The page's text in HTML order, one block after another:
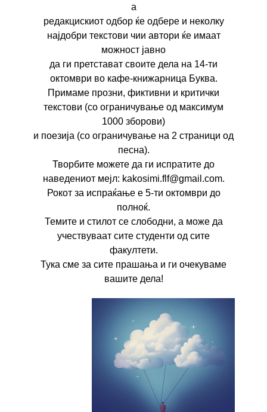
а
редакцискиот одбор ќе одбере и неколку
најдобри текстови чии автори ќе имаат
можност јавно
да ги претстават своите дела на 14-ти
октомври во кафе-книжарница Буква.
Примаме прозни, фиктивни и критички
текстови (со ограничување од максимум
1000 зборови)
и поезија (со ограничување на 2 страници од
песна).
Творбите можете да ги испратите до
наведениот мејл: kakosimi.flf@gmail.com.
Рокот за испраќање е 5-ти октомври до
полноќ.
Темите и стилот се слободни, а може да
учествуваат сите студенти од сите
факултети.
Тука сме за сите прашања и ги очекуваме
вашите дела!